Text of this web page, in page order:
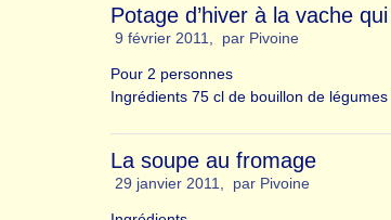
Potage d’hiver à la vache
9 février 2011, par Pivoine
Pour 2 personnes
Ingrédients 75 cl de bouillon de
La soupe au fromage
29 janvier 2011, par Pivoine